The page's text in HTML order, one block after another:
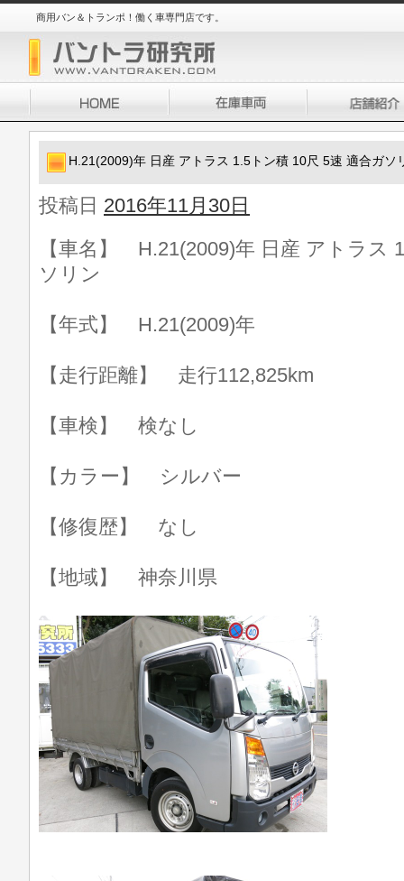
商用バン＆トランポ！働く車専門店です。
H.21(2009)年 日産 アトラス 1.5トン積 10尺 5速 適合ガソ
投稿日 2016年11月30日
【車名】 H.21(2009)年 日産 アトラス
ソリン
【年式】 H.21(2009)年
【走行距離】 走行112,825km
【車検】 検なし
【カラー】 シルバー
【修復歴】 なし
【地域】 神奈川県